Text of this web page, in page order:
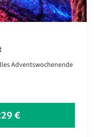
Adventswochenende
€